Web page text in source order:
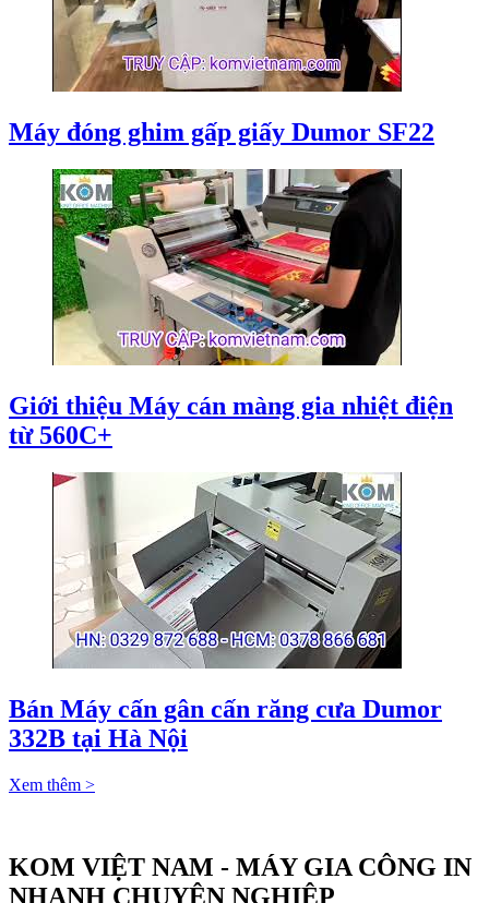
Máy đóng ghim gấp giấy Dumor SF22
Giới thiệu Máy cán màng gia nhiệt điện
từ 560C+
Bán Máy cấn gân cấn răng cưa Dumor
332B tại Hà Nội
Xem thêm >
KOM VIỆT NAM - MÁY GIA CÔNG IN
NHANH CHUYÊN NGHIỆP